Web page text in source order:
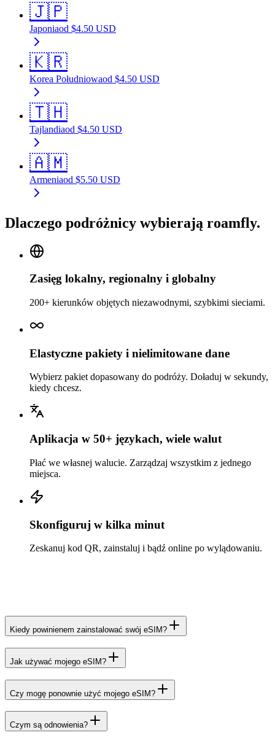
🇯🇵
Japoniaod $4.50 USD
🇰🇷
Korea Południowaod $4.50 USD
🇹🇭
Tajlandiaod $4.50 USD
🇦🇲
Armeniaod $5.50 USD
Dlaczego podróżnicy wybierają roamfly.
Zasięg lokalny, regionalny i globalny
200+ kierunków objętych niezawodnymi, szybkimi sieciami.
Elastyczne pakiety i nielimitowane dane
Wybierz pakiet dopasowany do podróży. Doładuj w sekundy,
kiedy chcesz.
Aplikacja w 50+ językach, wiele walut
Płać we własnej walucie. Zarządzaj wszystkim z jednego
miejsca.
Skonfiguruj w kilka minut
Zeskanuj kod QR, zainstaluj i bądź online po wylądowaniu.
Kiedy powinienem zainstalować swój eSIM?
Jak używać mojego eSIM?
Czy mogę ponownie użyć mojego eSIM?
Czym są odnowienia?